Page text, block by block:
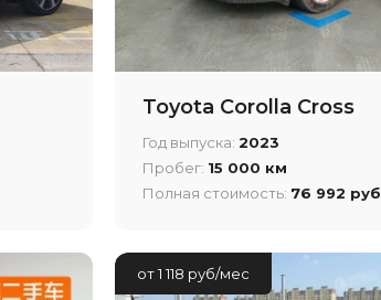
Toyota Corolla Cross
Год выпуска:2023
Пробег: 15 000 км
Полная стоимость: 76 992 руб
от 1 118 руб/мес